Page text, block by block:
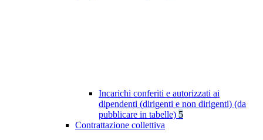
Incarichi conferiti e autorizzati ai
dipendenti (dirigenti e non dirigenti) (da
pubblicare in tabelle) 5
Contrattazione collettiva